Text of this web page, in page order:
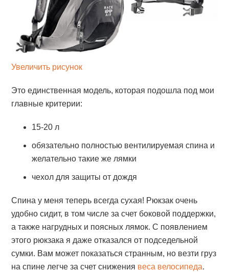
Увеличить рисунок
Это единственная модель, которая подошла под мои
главные критерии:
15-20 л
обязательно полностью вентилируемая спина и
желательно такие же лямки
чехол для защиты от дождя
Спина у меня теперь всегда сухая! Рюкзак очень
удобно сидит, в том числе за счет боковой поддержки,
а также нагрудных и поясных лямок. С появлением
этого рюкзака я даже отказался от подседельной
сумки. Вам может показаться странным, но везти груз
на спине легче за счет снижения веса велосипеда.